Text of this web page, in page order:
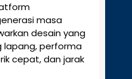
masa
desain yang
lapang, performa
cepat, dan jarak